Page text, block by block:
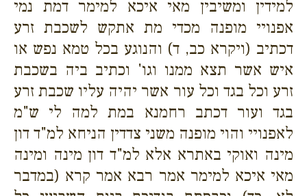
למידין ומשיבין מאי איכא למימר דמת נמי
אפנויי מופנה מכדי מת אתקש לשכבת זרע
דכתיב (ויקרא כב, ד) והנוגע בכל טמא נפש או
איש אשר תצא ממנו וגו' וכתיב ביה בשכבת
זרע וכל בגד וכל עור אשר יהיה עליו שכבת זרע
בגד ועור דכתב רחמנא במת למה לי ש"מ
לאפנויי והוי מופנה משני צדדין הניחא למ"ד דון
מינה ואוקי באתרא אלא למ"ד דון מינה ומינה
מאי איכא למימר אמר רבא אמר קרא (במדבר